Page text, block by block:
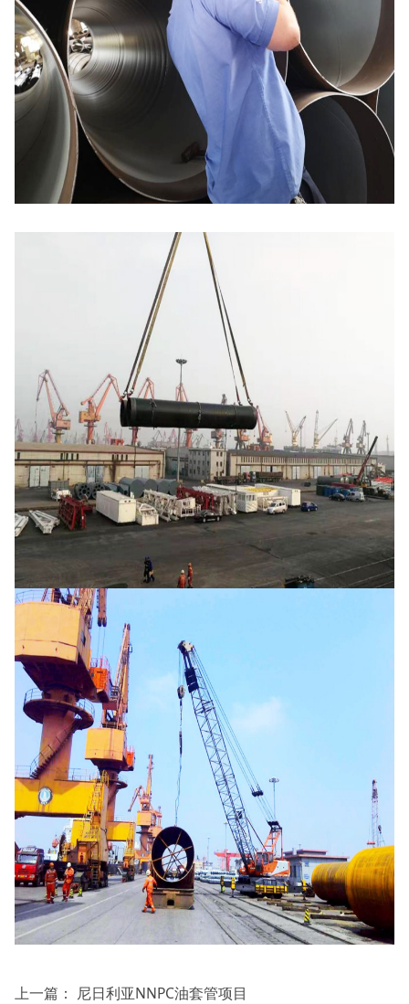
上一篇： 尼日利亚NNPC油套管项目